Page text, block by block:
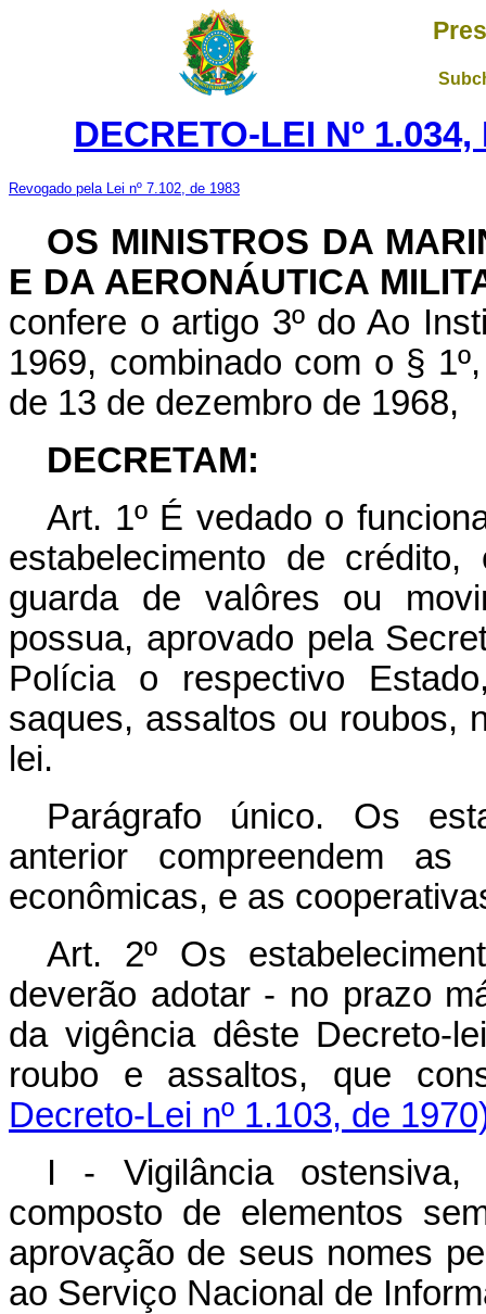
DECRETO-LEI Nº
Revogado pela Lei nº 7.102, de 1983
OS MINISTROS DA
E DA AERONÁUTICA
confere o artigo 3º do Ao
1969, combinado com o §
de 13 de dezembro de 1968,
DECRETAM:
Art. 1º É vedado o
estabelecimento de
guarda de valôres ou
possua, aprovado pela
Polícia o respectivo
saques, assaltos ou roubos,
lei.
Parágrafo único.
Os
anterior compreendem
econômicas, e as
Art. 2º Os
deverão adotar - no prazo
da vigência dêste Decreto-
roubo e assaltos, que
Decreto-Lei nº 1.103, de
I - Vigilância
composto de elementos
aprovação de seus nomes
ao Serviço Nacional de